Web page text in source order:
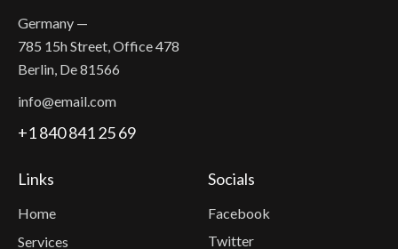
Germany —
785 15h Street, Office 478
Berlin, De 81566
info@email.com
+1 840 841 25 69
Links
Home
Services
Socials
Facebook
Twitter